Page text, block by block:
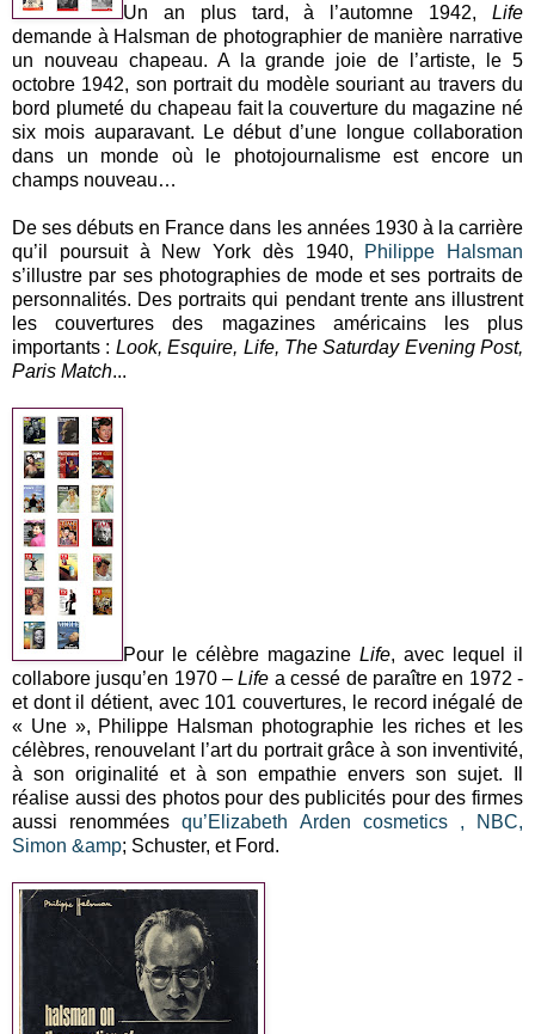
Un an plus tard, à l’automne 1942, Life
demande à Halsman de photographier de manière narrative
un nouveau chapeau. A la grande joie de l’artiste, le 5
octobre 1942, son portrait du modèle souriant au travers du
bord plumeté du chapeau fait la couverture du magazine né
six mois auparavant. Le début d’une longue collaboration
dans un monde où le photojournalisme est encore un
champs nouveau…
De ses débuts en France dans les années 1930 à la carrière
qu’il poursuit à New York dès 1940,
Philippe Halsman
s’illustre par ses photographies de mode et ses portraits de
personnalités. Des portraits qui pendant trente ans illustrent
les couvertures des magazines américains les plus
importants : Look, Esquire, Life, The Saturday Evening Post,
Paris Match...
Pour le célèbre magazine Life, avec lequel il
collabore jusqu’en 1970 –Life a cessé de paraître en 1972 -
et dont il détient, avec 101 couvertures, le record inégalé de
« Une », Philippe Halsman photographie les riches et les
célèbres, renouvelant l’art du portrait grâce à son inventivité,
à son originalité et à son empathie envers son sujet. Il
réalise aussi des photos pour des publicités pour des firmes
aussi renomméesqu’Elizabeth Arden cosmetics , NBC,
Simon &amp; Schuster, et Ford.